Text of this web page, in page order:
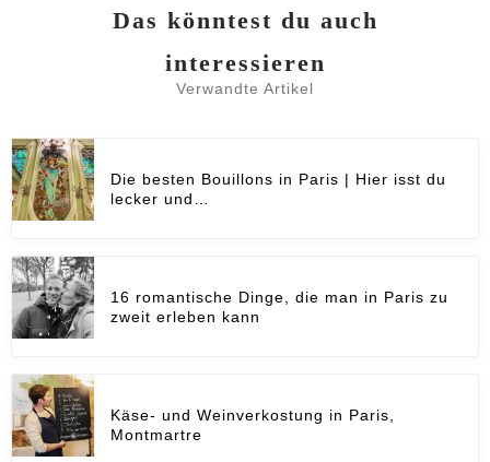
Das könntest du auch
interessieren
Verwandte Artikel
Die besten Bouillons in Paris | Hier isst du
lecker und…
16 romantische Dinge, die man in Paris zu
zweit erleben kann
Käse- und Weinverkostung in Paris,
Montmartre